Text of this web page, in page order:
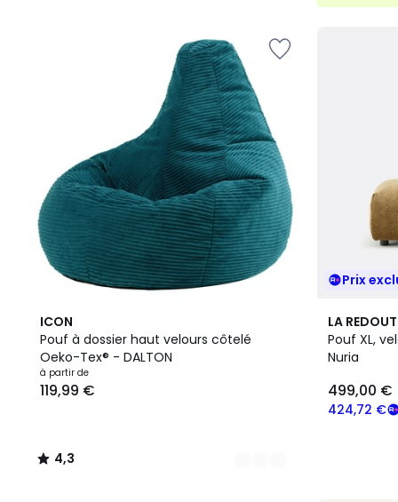
ICON
Pouf à dossier haut velours côtelé
Oeko-Tex® - DALTON
à partir de
119,99 €
4,3
/ 5
8
Couleurs
4,3
/
Prix
LA
Pouf XL,
Nuria
424,72 €
499,00 €
4
Couleurs